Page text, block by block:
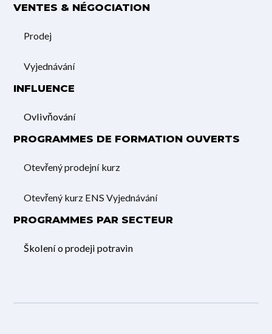
VENTES & NÉGOCIATION
Prodej
Vyjednávání
INFLUENCE
Ovlivňování
PROGRAMMES DE FORMATION OUVERTS
Otevřený prodejní kurz
Otevřený kurz ENS Vyjednávání
PROGRAMMES PAR SECTEUR
Školení o prodeji potravin